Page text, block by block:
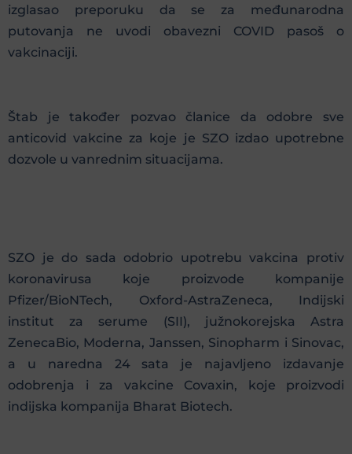
izglasao preporuku da se za međunarodna
putovanja ne uvodi obavezni COVID pasoš o
vakcinaciji.
Štab je također pozvao članice da odobre sve
anticovid vakcine za koje je SZO izdao upotrebne
dozvole u vanrednim situacijama.
SZO je do sada odobrio upotrebu vakcina protiv
koronavirusa koje proizvode kompanije
Pfizer/BioNTech, Oxford-AstraZeneca, Indijski
institut za serume (SII), južnokorejska Astra
ZenecaBio, Moderna, Janssen, Sinopharm i Sinovac,
a u naredna 24 sata je najavljeno izdavanje
odobrenja i za vakcine Covaxin, koje proizvodi
indijska kompanija Bharat Biotech.